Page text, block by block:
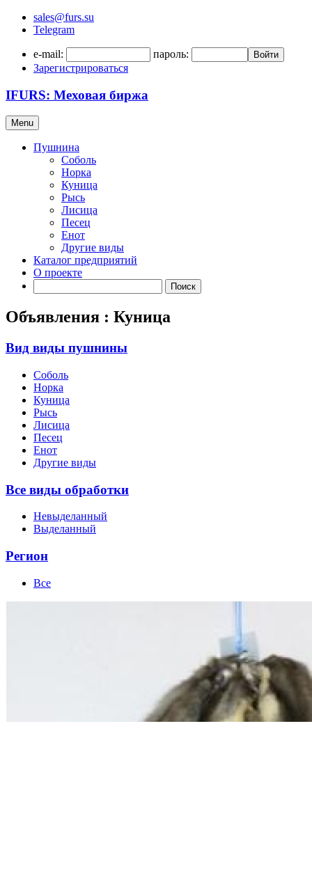
sales@furs.su
Telegram
e-mail: пароль: Войти
Зарегистрироваться
IFURS: Меховая биржа
Menu
Пушнина
Соболь
Норка
Куница
Рысь
Лисица
Песец
Енот
Другие виды
Каталог предприятий
О проекте
Поиск
Объявления : Куница
Вид виды пушнины
Соболь
Норка
Куница
Рысь
Лисица
Песец
Енот
Другие виды
Все виды обработки
Невыделанный
Выделанный
Регион
Все